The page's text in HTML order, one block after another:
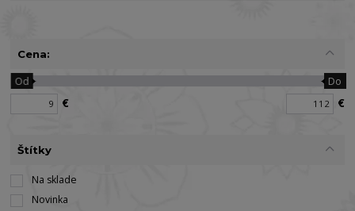
Cena:
€
Od Do
€
Štítky
Na sklade
Novinka